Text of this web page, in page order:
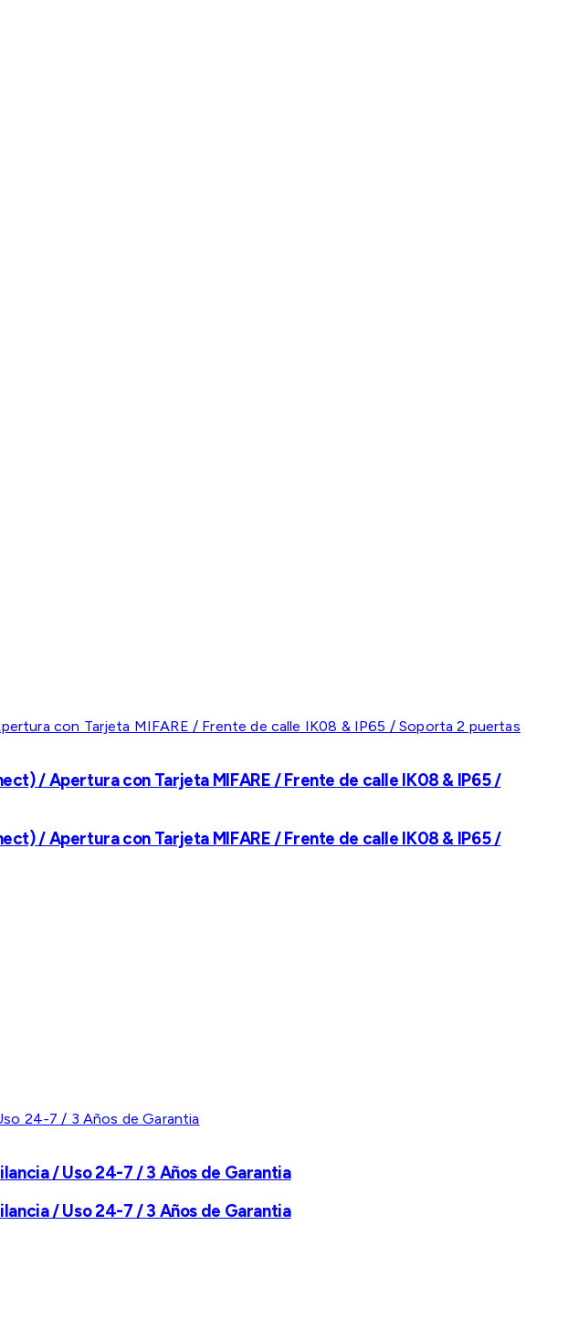
/ Apertura con Tarjeta MIFARE / Frente de calle IK08 & IP65 /
/ Apertura con Tarjeta MIFARE / Frente de calle IK08 & IP65 /
/ Uso 24-7 / 3 Años de Garantia
/ Uso 24-7 / 3 Años de Garantia